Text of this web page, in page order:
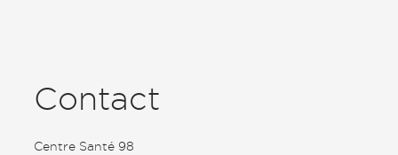
Contact
Centre Santé 98